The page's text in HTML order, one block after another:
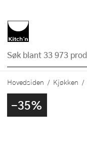
Hovedsiden Kjøkken
-35%